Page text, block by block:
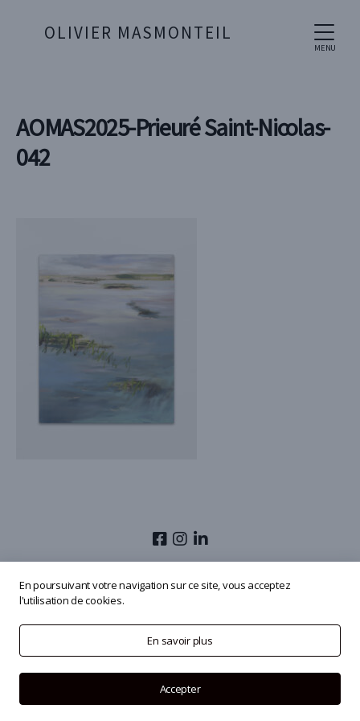
MENU
OLIVIER MASMONTEIL
AOMAS2025-Prieuré Saint-Nicolas-
042
En poursuivant votre navigation sur ce site, vous acceptez
l'utilisation de cookies.
En savoir plus
Accepter